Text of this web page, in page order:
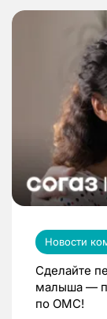
Новости
Сделайте
малыша —
по ОМС!